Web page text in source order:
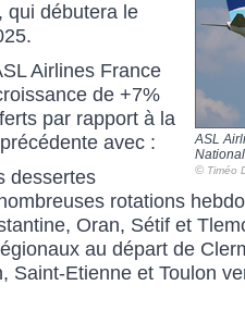
ASL
© Timéo
qui débutera le
Airlines France
de +7%
par rapport à la
avec :
dessertes
rotations
Oran, Sétif et
au départ de
Saint-Etienne et Toulon